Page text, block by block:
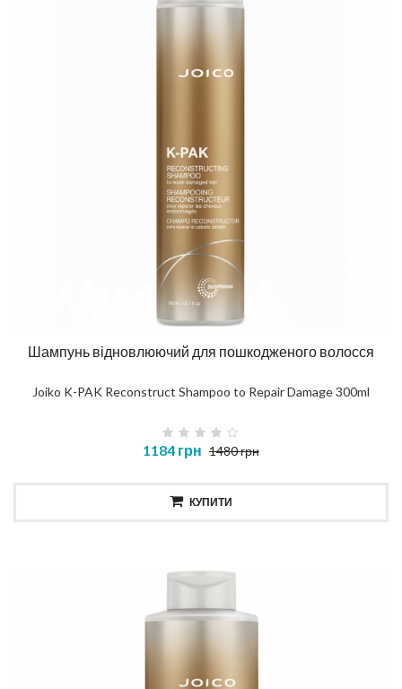
Шампунь відновлюючий для пошкодженого волосся
Joiko K-PAK Reconstruct Shampoo to Repair Damage 300ml
1184 грн 1480 грн
КУПИТИ